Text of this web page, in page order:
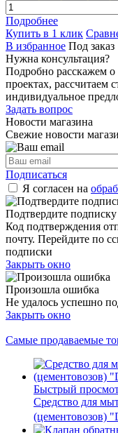
Подробнее
Купить в 1 клик
В избранное Под заказ
Нужна консультация?
Подробно расскажем
проектах, рассчитаем
индивидуальное
Задать вопрос
Новости магазина
Свежие новости
Подписаться
Я согласен на
Подтвердите подписку
Код подтверждения
почту. Перейдите по
подписки
Закрыть окно
Произошла ошибка
Не удалось успешно
Закрыть окно
Самые продаваемые
Быстрый
Средство для
(цементовозов)